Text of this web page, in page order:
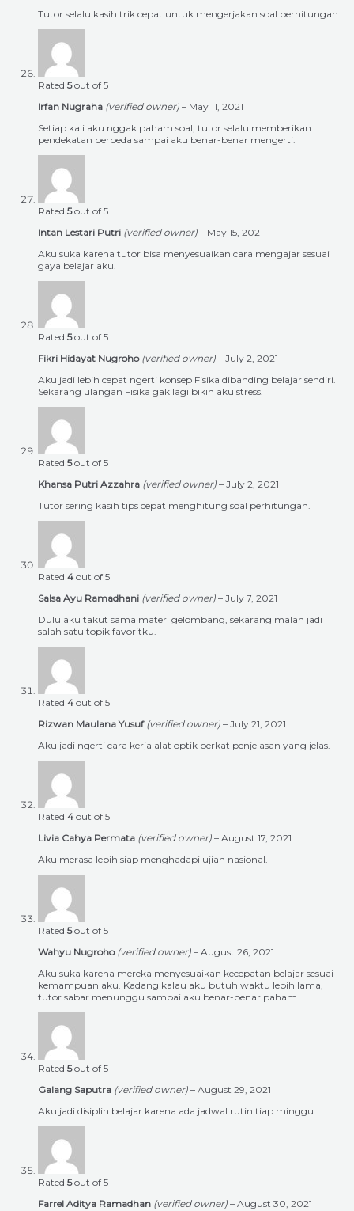
Tutor selalu kasih trik cepat untuk mengerjakan soal perhitungan.
Rated 5out of 5
Irfan Nugraha (verified owner) – May 11, 2021
Setiap kali aku nggak paham soal, tutor selalu memberikan
pendekatan berbeda sampai aku benar-benar mengerti.
Rated 5out of 5
Intan Lestari Putri (verified owner) – May 15, 2021
Aku suka karena tutor bisa menyesuaikan cara mengajar sesuai
gaya belajar aku.
Rated 5out of 5
Fikri Hidayat Nugroho (verified owner) – July 2, 2021
Aku jadi lebih cepat ngerti konsep Fisika dibanding belajar sendiri.
Sekarang ulangan Fisika gak lagi bikin aku stress.
Rated 5out of 5
Khansa Putri Azzahra (verified owner) – July 2, 2021
Tutor sering kasih tips cepat menghitung soal perhitungan.
Rated 4 out of 5
Salsa Ayu Ramadhani (verified owner) – July 7, 2021
Dulu aku takut sama materi gelombang, sekarang malah jadi
salah satu topik favoritku.
Rated 4 out of 5
Rizwan Maulana Yusuf (verified owner) – July 21, 2021
Aku jadi ngerti cara kerja alat optik berkat penjelasan yang jelas.
Rated 4 out of 5
Livia Cahya Permata (verified owner) – August 17, 2021
Aku merasa lebih siap menghadapi ujian nasional.
Rated 5out of 5
Wahyu Nugroho (verified owner) – August 26, 2021
Aku suka karena mereka menyesuaikan kecepatan belajar sesuai
kemampuan aku. Kadang kalau aku butuh waktu lebih lama,
tutor sabar menunggu sampai aku benar-benar paham.
Rated 5out of 5
Galang Saputra (verified owner) – August 29, 2021
Aku jadi disiplin belajar karena ada jadwal rutin tiap minggu.
Rated 5out of 5
Farrel Aditya Ramadhan (verified owner) – August 30, 2021